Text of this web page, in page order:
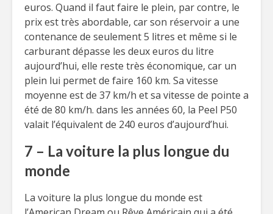
euros. Quand il faut faire le plein, par contre, le
prix est très abordable, car son réservoir a une
contenance de seulement 5 litres et même si le
carburant dépasse les deux euros du litre
aujourd’hui, elle reste très économique, car un
plein lui permet de faire 160 km. Sa vitesse
moyenne est de 37 km/h et sa vitesse de pointe a
été de 80 km/h. dans les années 60, la Peel P50
valait l’équivalent de 240 euros d’aujourd’hui.
7 – La voiture la plus longue du
monde
La voiture la plus longue du monde est